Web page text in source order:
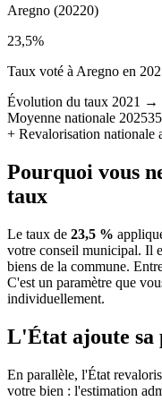
Aregno (20220)
23,5%
Taux voté à Aregno en
Évolution du taux 2021 →
Moyenne nationale 2025
+ Revalorisation nationale
Pourquoi vous
taux
Le taux de 23,5 %
votre conseil municipal. Il
biens de la commune.
C'est un paramètre que
individuellement.
L'État ajoute sa
En parallèle, l'État
votre bien : l'estimation